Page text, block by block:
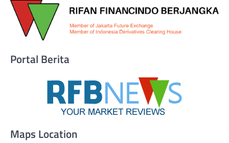
Portal Berita
Maps Location